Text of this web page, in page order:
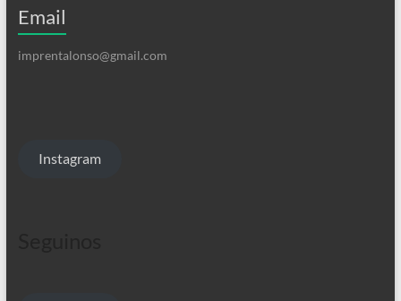
Email
imprentalonso@gmail.com
Instagram